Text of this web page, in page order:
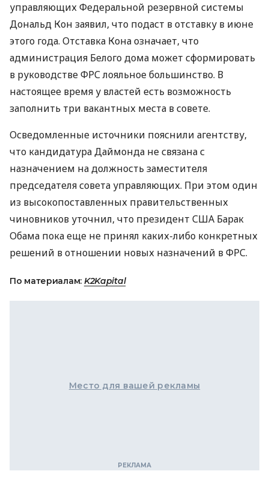
управляющих Федеральной резервной системы
Дональд Кон заявил, что подаст в отставку в июне
этого года. Отставка Кона означает, что
администрация Белого дома может сформировать
в руководстве ФРС лояльное большинство. В
настоящее время у властей есть возможность
заполнить три вакантных места в совете.
Осведомленные источники пояснили агентству,
что кандидатура Даймонда не связана с
назначением на должность заместителя
председателя совета управляющих. При этом один
из высокопоставленных правительственных
чиновников уточнил, что президент США Барак
Обама пока еще не принял каких-либо конкретных
решений в отношении новых назначений в ФРС.
По материалам: K2Kapital
Место для вашей рекламы